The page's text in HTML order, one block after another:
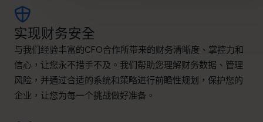
实现财务安全
与我们经验丰富的CFO合作所带来的财务清晰度、掌控力和
信心，让您永不措手不及。我们帮助您理解财务数据、管理
风险，并通过合适的系统和策略进行前瞻性规划，保护您的
企业，让您为每一个挑战做好准备。